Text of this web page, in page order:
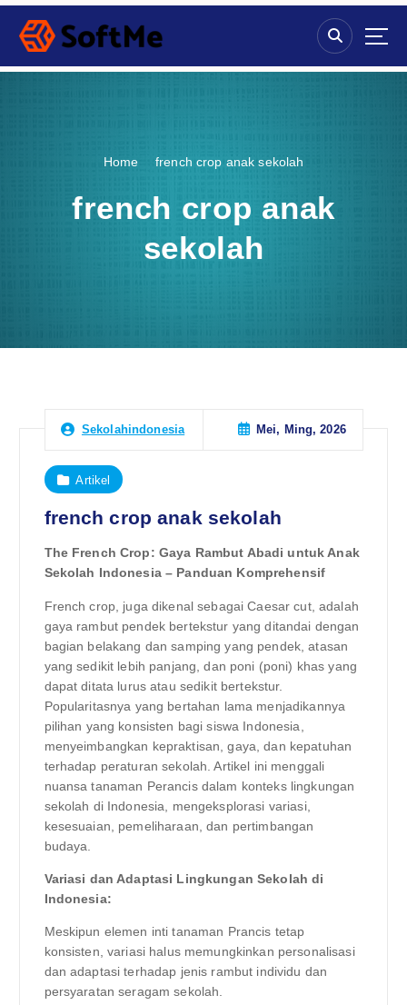
S
p
Home french crop anak sekolah
french crop anak
sekolah
Sekolahindonesia Mei, Ming, 2026
Artikel
french crop anak sekolah
The French Crop: Gaya Rambut Abadi untuk Anak
Sekolah Indonesia – Panduan Komprehensif
French crop, juga dikenal sebagai Caesar cut, adalah
gaya rambut pendek bertekstur yang ditandai dengan
bagian belakang dan samping yang pendek, atasan
yang sedikit lebih panjang, dan poni (poni) khas yang
dapat ditata lurus atau sedikit bertekstur.
Popularitasnya yang bertahan lama menjadikannya
pilihan yang konsisten bagi siswa Indonesia,
menyeimbangkan kepraktisan, gaya, dan kepatuhan
terhadap peraturan sekolah. Artikel ini menggali
nuansa tanaman Perancis dalam konteks lingkungan
sekolah di Indonesia, mengeksplorasi variasi,
kesesuaian, pemeliharaan, dan pertimbangan
budaya.
Variasi dan Adaptasi Lingkungan Sekolah di
Indonesia:
Meskipun elemen inti tanaman Prancis tetap
konsisten, variasi halus memungkinkan personalisasi
dan adaptasi terhadap jenis rambut individu dan
persyaratan seragam sekolah.